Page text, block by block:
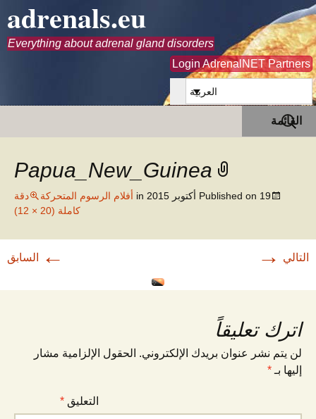
adrenals.eu
Everything about adrenal gland disorders
Login AdrenalNET Partners
العربية
القائمة
البحث
عن:
Papua_New_Guinea
Published on 19 أكتوبر 2015 أفلام الرسوم المتحركة
دقة
كاملة (20 × 12)
← السابق التالي →
اترك تعليقاً
لن يتم نشر عنوان بريدك الإلكتروني. الحقول الإلزامية مشار
إليها بـ *
التعليق *